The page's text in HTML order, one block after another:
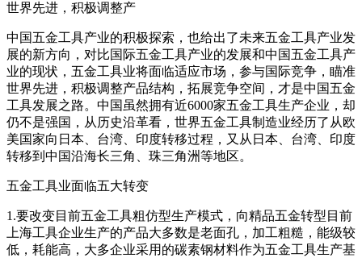
世界先进，积极调整产
中国五金工具产业的积极探索，也给出了未来五金工具产业发
展的新方向，对比国际五金工具产业的发展和中国五金工具产
业的现状，五金工具业将面临适应市场，参与国际竞争，瞄准
世界先进，积极调整产品结构，拓展竞争空间，才是中国五金
工具发展之路。中国虽然拥有近6000家五金工具生产企业，却
仍不是强国，从历史沿革看，世界五金工具制造业经历了从欧
美国家向日本、台湾、印度转移过程，又从日本、台湾、印度
转移到中国沿海长三角、珠三角洲等地区。
五金工具业面临五大转变
1.要改变目前五金工具粗仿型生产模式，向精品五金转型目前
上海工具企业生产的产品大多数是老面孔，加工粗糙，能级较
低，耗能高，大多企业采用的碳素钢材料作为五金工具生产基